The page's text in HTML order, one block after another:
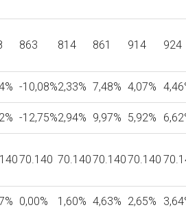
863 814 861 914 924
-10,08%2,33% 7,48% 4,07%
-12,75%2,94% 9,97% 5,92%
70.140 70.14070.14070.140
0,00% 1,60% 4,63% 2,65%